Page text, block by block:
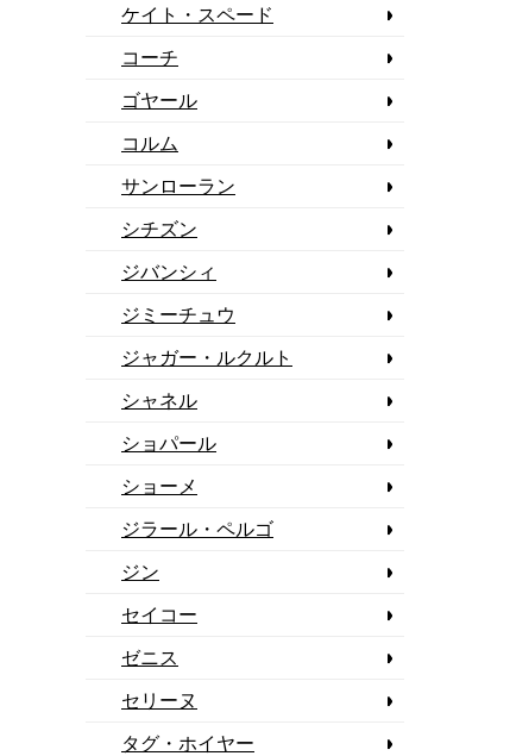
ケイト・スペード
コーチ
ゴヤール
コルム
サンローラン
シチズン
ジバンシィ
ジミーチュウ
ジャガー・ルクルト
シャネル
ショパール
ショーメ
ジラール・ペルゴ
ジン
セイコー
ゼニス
セリーヌ
タグ・ホイヤー